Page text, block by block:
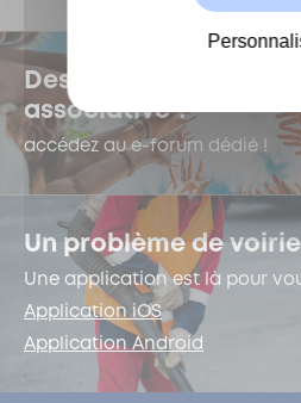
Des questions sur la
associative ?
accédez au e-forum dédié !
Un problème de voirie
Une application est là pour
Application iOS
Application Android